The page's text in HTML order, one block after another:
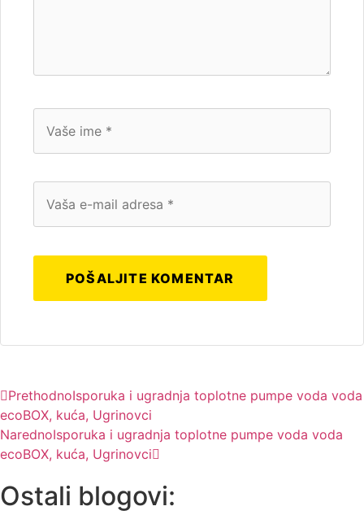
PrethodnoIsporuka i ugradnja toplotne pumpe voda voda
ecoBOX, kuća, Ugrinovci
NarednoIsporuka i ugradnja toplotne pumpe voda voda
ecoBOX, kuća, Ugrinovci
Ostali blogovi: